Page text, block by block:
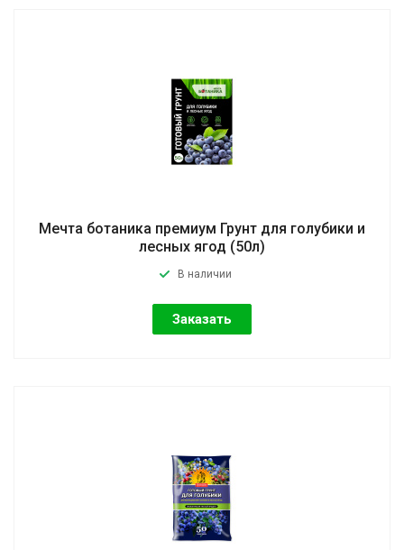
Мечта ботаника премиум Грунт для голубики и
лесных ягод (50л)
В наличии
Заказать